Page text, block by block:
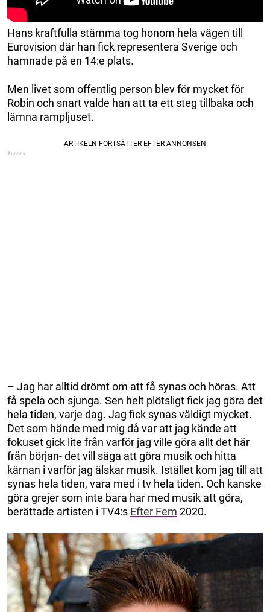
Hans kraftfulla stämma tog honom hela vägen till
Eurovision där han fick representera Sverige och
hamnade på en 14:e plats.
Men livet som offentlig person blev för mycket för
Robin och snart valde han att ta ett steg tillbaka och
lämna rampljuset.
– Jag har alltid drömt om att få synas och höras. Att
få spela och sjunga. Sen helt plötsligt fick jag göra det
hela tiden, varje dag. Jag fick synas väldigt mycket.
Det som hände med mig då var att jag kände att
fokuset gick lite från varför jag ville göra allt det här
från början- det vill säga att göra musik och hitta
kärnan i varför jag älskar musik. Istället kom jag till att
synas hela tiden, vara med i tv hela tiden. Och kanske
göra grejer som inte bara har med musik att göra,
berättade artisten i TV4:s Efter Fem 2020.